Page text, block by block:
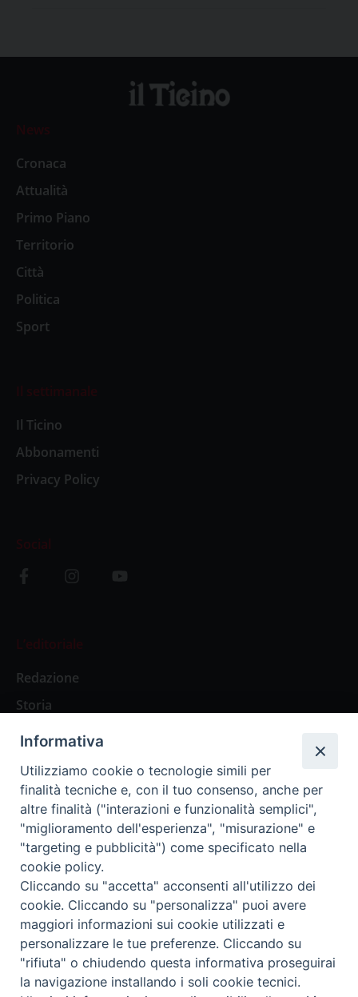
News
Cronaca
Attualità
Primo Piano
Territorio
Città
Politica
Sport
Il settimanale
Il Ticino
Abbonamenti
Privacy Policy
Social
L’editoriale
Redazione
Storia
Abbonamenti
Abbonamento Annuale Digitale
Abbonamento Annuale Cartaceo
Abbonamento Singola Copia Digitale
Redazione: Pavia, Piazza Duomo 11 - tel. 0382.24736 -
amministrazione@ilticino.it - repossi@ilticino.it - P.
IVA: 00213430184
Informativa
Utilizziamo cookie o tecnologie simili per
finalità tecniche e, con il tuo consenso, anche per
altre finalità ("interazioni e funzionalità semplici",
"miglioramento dell'esperienza", "misurazione" e
"targeting e pubblicità") come specificato nella
cookie policy.
Cliccando su "accetta" acconsenti all'utilizzo dei
cookie. Cliccando su "personalizza" puoi avere
maggiori informazioni sui cookie utilizzati e
personalizzare le tue preferenze. Cliccando su
"rifiuta" o chiudendo questa informativa proseguirai
la navigazione installando i soli cookie tecnici.